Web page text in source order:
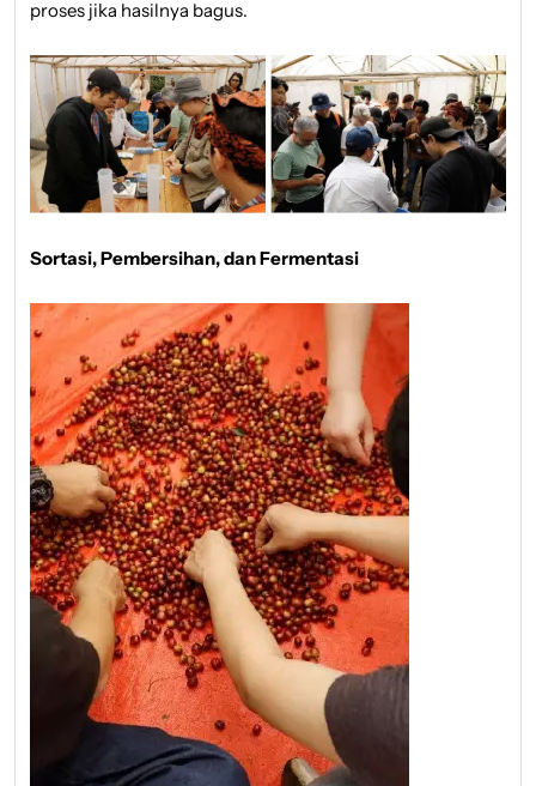
proses jika hasilnya bagus.
Sortasi, Pembersihan, dan Fermentasi